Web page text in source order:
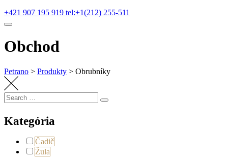
+421 907 195 919 tel:+1(212) 255-511
Obchod
Petrano > Produkty > Obrubníky
Search
for:
Search
Kategória
Čadič
Žula